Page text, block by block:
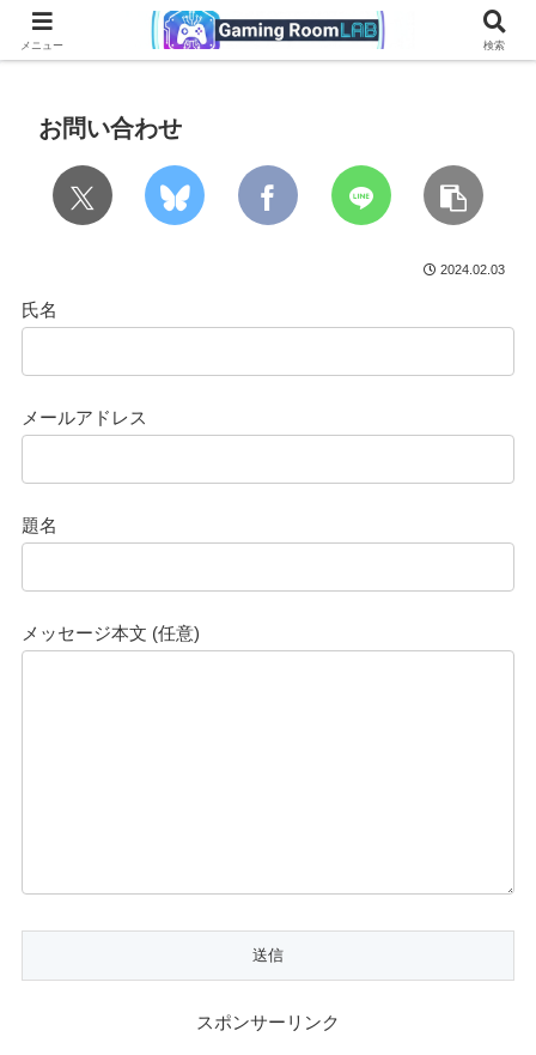
ブラック系ルーム ホワイト系ルーム 配信環境・レイアウト アイ
お問い合わせ
2024.02.03
氏名
メールアドレス
題名
メッセージ本文 (任意)
スポンサーリンク
メニュー 検索